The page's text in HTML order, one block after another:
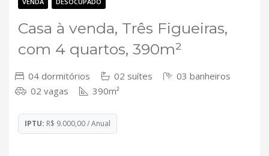
Casa à venda, Três Figueiras,
com 4 quartos, 390m²
04 dormitórios 02 suítes
03 banheiros
02 vagas
390m²
IPTU: R$ 9.000,00 / Anual